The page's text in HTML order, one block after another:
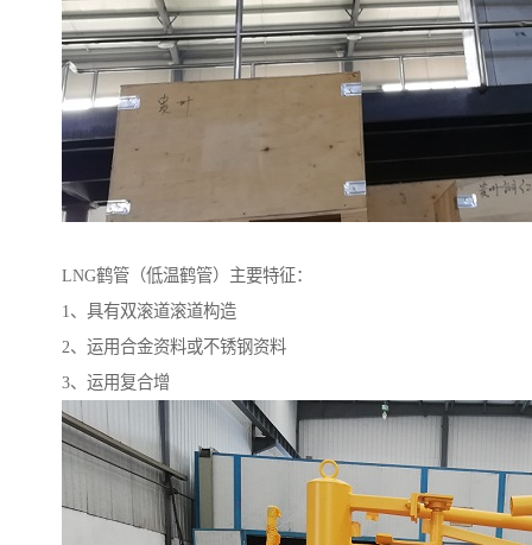
LNG鹤管（低温鹤管）主要特征：
1、具有双滚道滚道构造
2、运用合金资料或不锈钢资料
3、运用复合增